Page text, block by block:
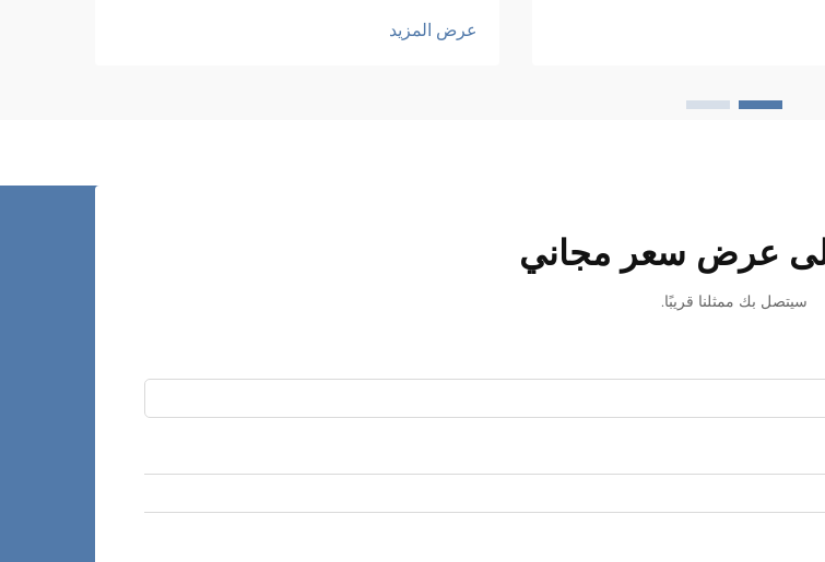
المرافق أن التركيب الناجح
الملابس الإضافي الأكثر تأثيرًا الذي يمكنهم
عرض المزيد
عرض سعر مجاني
سيتصل بك ممثلنا قريبًا.